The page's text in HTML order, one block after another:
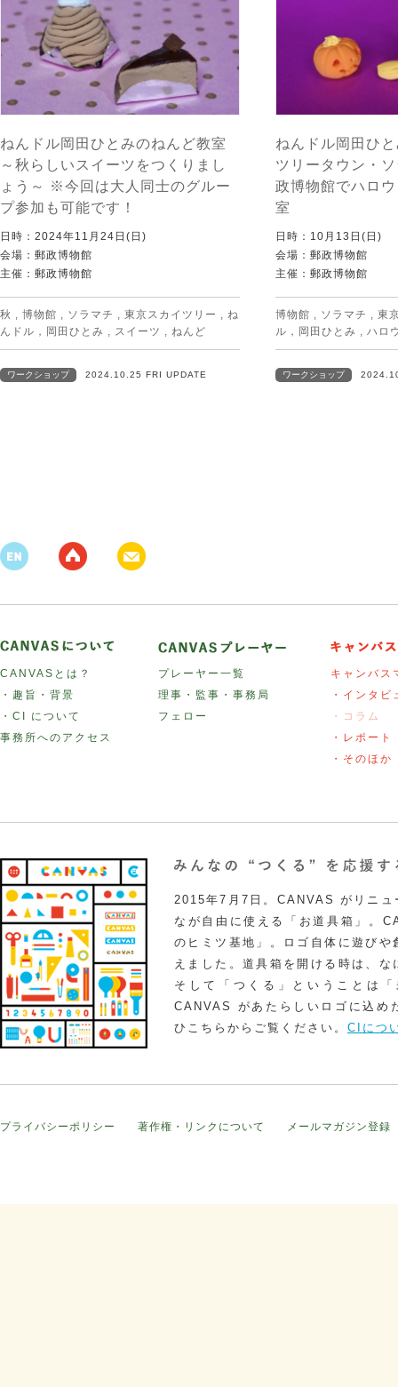
ねんドル岡田ひとみのねんど教室
～秋らしいスイーツをつくりまし
ょう～ ※今回は大人同士のグルー
プ参加も可能です！
日時：2024年11月24日(日)
会場：郵政博物館
主催：郵政博物館
秋 , 博物館 , ソラマチ , 東京スカイツリー , ね
んドル，岡田ひとみ , スイーツ , ねんど
ワークショップ 2024.10.25 FRI UPDATE
ねんドル岡田ひ
ツリータウン・
政博物館でハロ
室
日時：10月13日(日)
会場：郵政博物館
主催：郵政博物館
博物館 , ソラマチ , 東
ル，岡田ひとみ , ハロ
ワークショップ
CANVASとは？
・趣旨・背景
・CI について
事務所へのアクセス
プレーヤー一覧
理事・監事・事務局
フェロー
キャンバス
・インタビ
・コラム
・レポート
・そのほか
2015年7月7日。CANVAS がリニュ
なが自由に使える「お道具箱」。
のヒミツ基地」。ロゴ自体に遊び
えました。道具箱を開ける時は、
そして「つくる」ということは
CANVAS があたらしいロゴに込め
ひこちらからご覧ください。 CIにつ
プライバシーポリシー 著作権・リンクについて メールマガジン登録